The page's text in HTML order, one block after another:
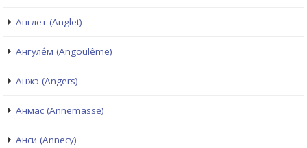
Англет (Anglet)
Ангуле́м (Angoulême)
Анжэ (Angers)
Анмас (Annemasse)
Анси (Annecy)